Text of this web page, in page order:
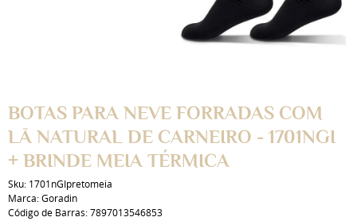
BOTAS PARA NEVE FORRADAS COM
LÃ NATURAL DE CARNEIRO - 1701NGI
+ BRINDE MEIA TÉRMICA
Sku: 1701nGIpretomeia
Marca:Goradin
Código de Barras:7897013546853